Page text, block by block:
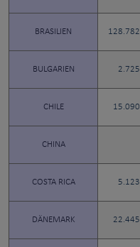
BRASILIEN 128.782
BULGARIEN 2.725
CHILE 15.090
CHINA
COSTA RICA 5.123
DÄNEMARK 22.445